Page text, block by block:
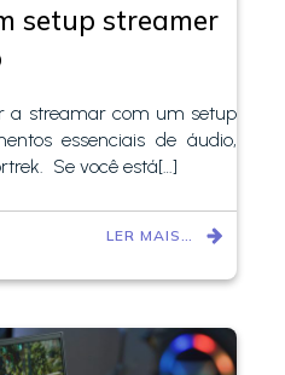
setup streamer
a streamar com um setup
essenciais de áudio,
Se você está[…]
LER MAIS…